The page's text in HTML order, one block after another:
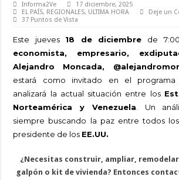
Informa2Ve
17 diciembre, 2025
EL PAÍS, REGIONALES, ULTIMA HORA
Deje un
37 Puntos de Vista
Este jueves 18 de diciembre de
economista, empresario,
Alejandro Moncada,
estará como invitado en el programa
analizará la actual situación entre los
Norteamérica y Venezuela. Un
siempre buscando la paz entre todos
presidente de los EE.UU.
¿Necesitas construir, ampliar,
galpón o kit de vivienda? Entonces